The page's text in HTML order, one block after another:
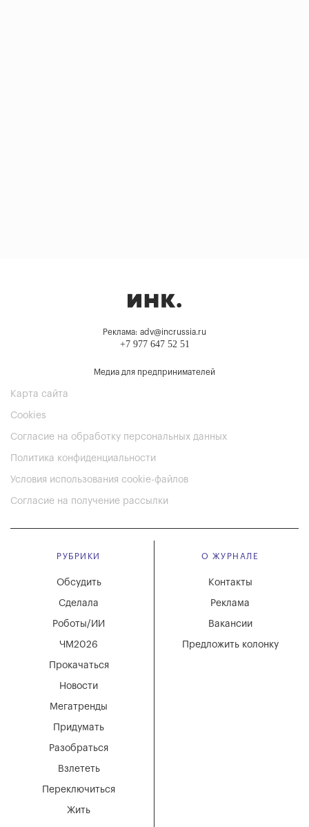
Реклама: adv@incrussia.ru
+7 977 647 52 51
Медиа для предпринимателей
Карта сайта
Cookies
Согласие на обработку персональных данных
Политика конфиденциальности
Условия использования cookie-файлов
Согласие на получение рассылки
РУБРИКИ
Мегатренды
Придумать
Разобраться
Взлететь
Новости
Переключиться
Жить
Обсудить
Сделала
Роботы/ИИ
ЧМ2026
Прокачаться
О ЖУРНАЛЕ
Вакансии
Реклама
Контакты
Предложить колонку